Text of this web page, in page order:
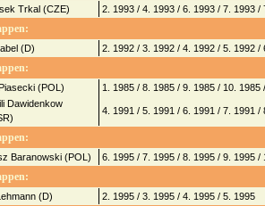
Trkal (CZE) 2. 1993 / 4. 1993 / 6. 1993 / 7. 1993
(D) 2. 1992 / 3. 1992 / 4. 1992 / 5. 1992
(POL)
1. 1985 / 8. 1985 / 9. 1985 / 10. 1985
Dawidenkow
4. 1991 / 5. 1991 / 6. 1991 / 7. 1991 /
Baranowski (POL) 6. 1995 / 7. 1995 / 8. 1995 / 9. 1995 /
(D) 2. 1995 / 3. 1995 / 4. 1995 / 5. 1995